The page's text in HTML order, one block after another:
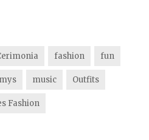
fashion fun
music Outfits
Fashion